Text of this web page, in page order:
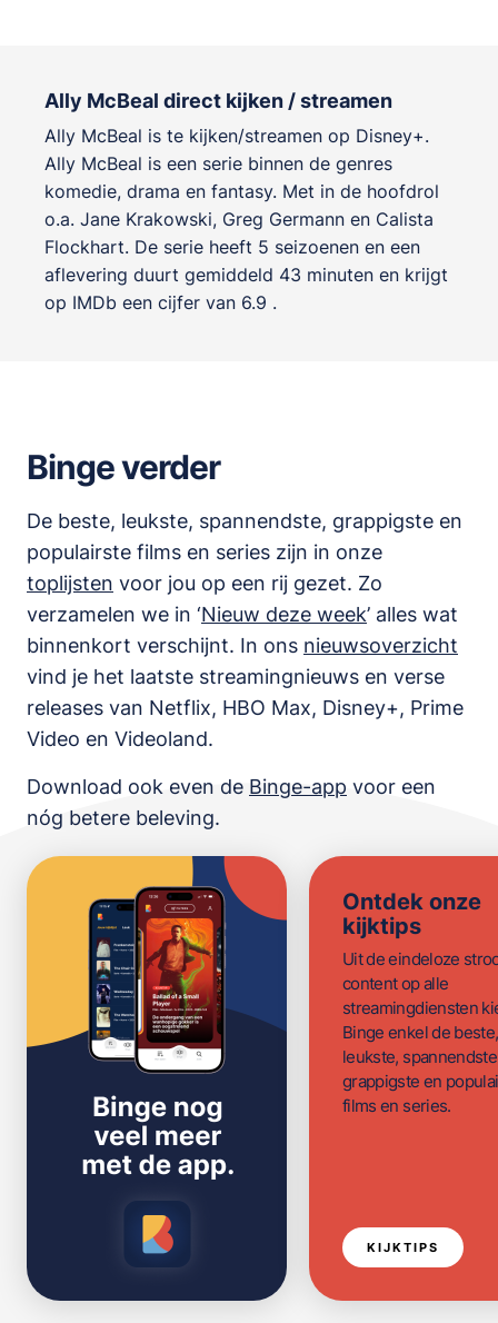
Ally McBeal direct kijken / streamen
Ally McBeal is te kijken/streamen op Disney+.
Ally McBeal is een serie binnen de genres
komedie, drama en fantasy. Met in de hoofdrol
o.a. Jane Krakowski, Greg Germann en Calista
Flockhart. De serie heeft 5 seizoenen en een
aflevering duurt gemiddeld 43 minuten en krijgt
op IMDb een cijfer van 6.9 .
Binge verder
De beste, leukste, spannendste, grappigste en
populairste films en series zijn in onze
toplijsten voor jou op een rij gezet. Zo
verzamelen we in ‘Nieuw deze week’ alles wat
binnenkort verschijnt. In ons nieuwsoverzicht
vind je het laatste streamingnieuws en verse
releases van Netflix, HBO Max, Disney+, Prime
Video en Videoland.
Download ook even de Binge-app voor een
nóg betere beleving.
Ontdek onze
kijktips
Uit de eindeloze
content op alle
streamingdiensten
Binge enkel de beste,
leukste,
grappigste en
films en series.
KIJKTIPS